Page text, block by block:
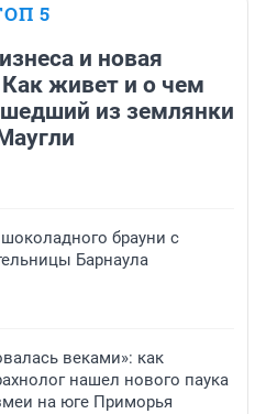
5
и новая
живет и о чем
из землянки
брауни с
Барнаула
веками»: как
нашел нового паука
на юге Приморья